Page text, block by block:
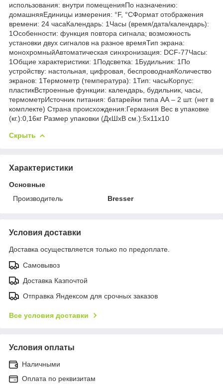
использования: внутри помещенияПо назначению:
домашняяЕдиницы измерения: °F, °CФормат отображения
времени: 24 часаКалендарь: 1Часы (время/дата/календарь):
1Особенности: функция повтора сигнала; возможность
установки двух сигналов на разное времяТип экрана:
монохромныйАвтоматическая синхронизация: DCF-77Часы:
1Общие характеристики: 1Подсветка: 1Будильник: 1По
устройству: настольная, цифровая, беспроводнаяКоличество
экранов: 1Термометр (температура): 1Тип: часыКорпус:
пластикВстроенные функции: календарь, будильник, часы,
термометрИсточник питания: батарейки типа АА – 2 шт. (нет в
комплекте) Страна происхождения:Германия Вес в упаковке
(кг.):0,16кг Размер упаковки (ДхШхВ см.):5x11x10
Скрыть
Характеристики
Основные
Производитель
Bresser
Условия доставки
Доставка осуществляется только по предоплате.
Самовывоз
Доставка Казпочтой
Отправка Яндексом для срочных заказов
Все условия доставки
Условия оплаты
Наличными
Оплата по реквизитам